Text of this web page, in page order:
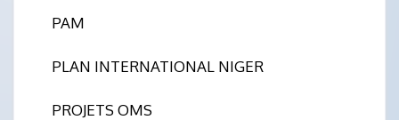
PAM
PLAN INTERNATIONAL NIGER
PROJETS OMS